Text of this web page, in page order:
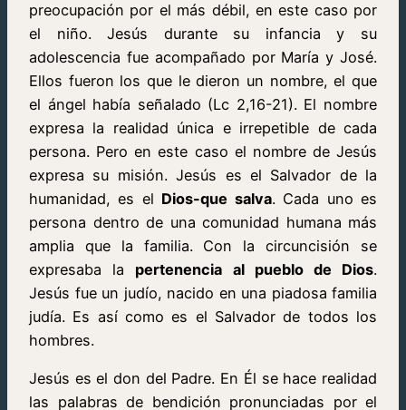
preocupación por el más débil, en este caso por
el niño. Jesús durante su infancia y su
adolescencia fue acompañado por María y José.
Ellos fueron los que le dieron un nombre, el que
el ángel había señalado (Lc 2,16-21). El nombre
expresa la realidad única e irrepetible de cada
persona. Pero en este caso el nombre de Jesús
expresa su misión. Jesús es el Salvador de la
humanidad, es el Dios-que salva. Cada uno es
persona dentro de una comunidad humana más
amplia que la familia. Con la circuncisión se
expresaba la pertenencia al pueblo de Dios.
Jesús fue un judío, nacido en una piadosa familia
judía. Es así como es el Salvador de todos los
hombres.
Jesús es el don del Padre. En Él se hace realidad
las palabras de bendición pronunciadas por el